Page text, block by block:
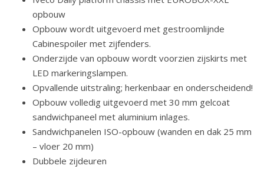
opbouw
Opbouw wordt uitgevoerd met gestroomlijnde
Cabinespoiler met zijfenders.
Onderzijde van opbouw wordt voorzien zijskirts met
LED markeringslampen.
Opvallende uitstraling; herkenbaar en onderscheidend!
Opbouw volledig uitgevoerd met 30 mm gelcoat
sandwichpaneel met aluminium inlages.
Sandwichpanelen ISO-opbouw (wanden en dak 25 mm
– vloer 20 mm)
Dubbele zijdeuren